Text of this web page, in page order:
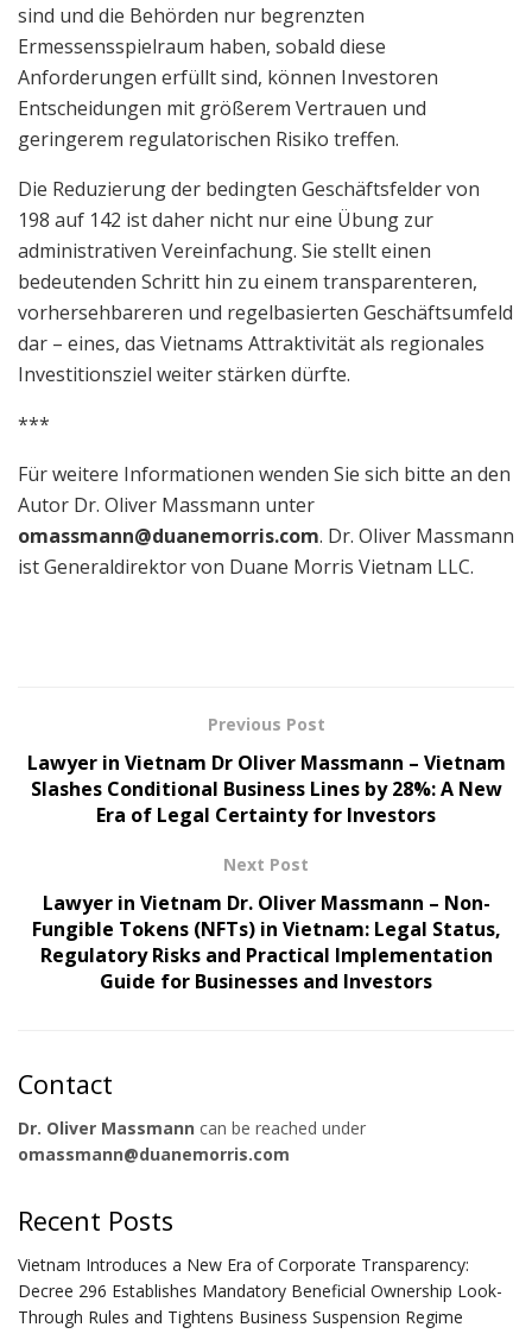
sind und die Behörden nur begrenzten
Ermessensspielraum haben, sobald diese
Anforderungen erfüllt sind, können Investoren
Entscheidungen mit größerem Vertrauen und
geringerem regulatorischen Risiko treffen.
Die Reduzierung der bedingten Geschäftsfelder von
198 auf 142 ist daher nicht nur eine Übung zur
administrativen Vereinfachung. Sie stellt einen
bedeutenden Schritt hin zu einem transparenteren,
vorhersehbareren und regelbasierten Geschäftsumfeld
dar – eines, das Vietnams Attraktivität als regionales
Investitionsziel weiter stärken dürfte.
***
Für weitere Informationen wenden Sie sich bitte an den
Autor Dr. Oliver Massmann unter
omassmann@duanemorris.com. Dr. Oliver Massmann
ist Generaldirektor von Duane Morris Vietnam LLC.
Previous Post
Lawyer in Vietnam Dr Oliver Massmann – Vietnam
Slashes Conditional Business Lines by 28%: A New
Era of Legal Certainty for Investors
Next Post
Lawyer in Vietnam Dr. Oliver Massmann – Non-
Fungible Tokens (NFTs) in Vietnam: Legal Status,
Regulatory Risks and Practical Implementation
Guide for Businesses and Investors
Contact
Dr. Oliver Massmann can be reached under
omassmann@duanemorris.com
Recent Posts
Vietnam Introduces a New Era of Corporate Transparency:
Decree 296 Establishes Mandatory Beneficial Ownership Look-
Through Rules and Tightens Business Suspension Regime